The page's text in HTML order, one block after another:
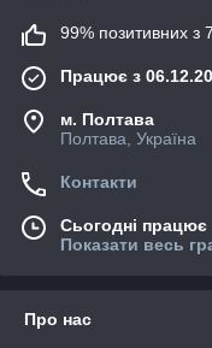
99% позитивних з
Працює з
м. Полтава
Полтава, Україна
Контакти
Сьогодні працює
Показати весь
Про нас